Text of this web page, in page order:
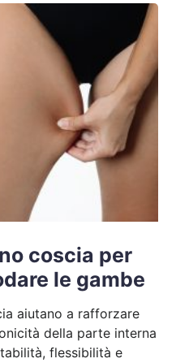
coscia per
le gambe
aiutano a rafforzare
della parte interna
flessibilità e